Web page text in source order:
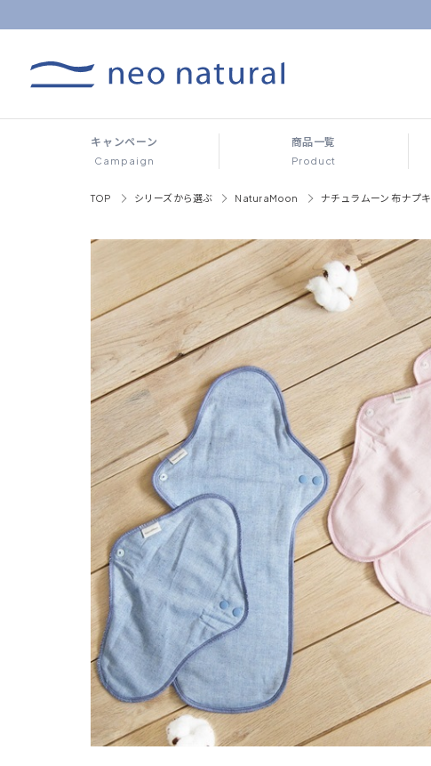
キャンペーン
Campaign
商品一覧
Product
TOP シリーズから選ぶ NaturaMoon ナチュラムーン 布ナプキ